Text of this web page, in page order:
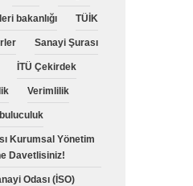
bakanlığı TÜİK
Sanayi Şurası
İTÜ Çekirdek
Verimlilik
Kurumsal Yönetim
Davetlisiniz!
Odası (İSO)